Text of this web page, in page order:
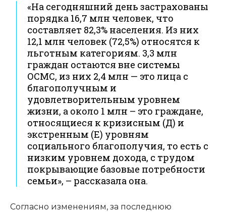
«На сегодняшний день застрахованы
порядка 16,7 млн человек, что
составляет 82,3% населения. Из них
12,1 млн человек (72,5%) относятся к
льготным категориям. 3,3 млн
граждан остаются вне системы
ОСМС, из них 2,4 млн — это лица с
благополучным и
удовлетворительным уровнем
жизни, а около 1 млн – это граждане,
относящиеся к кризисным (Д) и
экстренным (Е) уровням
социального благополучия, то есть с
низким уровнем дохода, с трудом
покрывающие базовые потребности
семьи», – рассказала она.
Согласно изменениям, за последнюю